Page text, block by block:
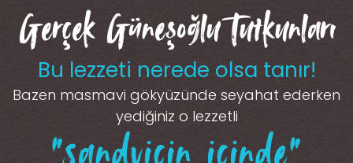
Gerçek Güneşoğlu Tutkunları
Bu lezzeti nerede olsa tanır!
Bazen masmavi gökyüzünde seyahat ederken
yediğiniz o lezzetli